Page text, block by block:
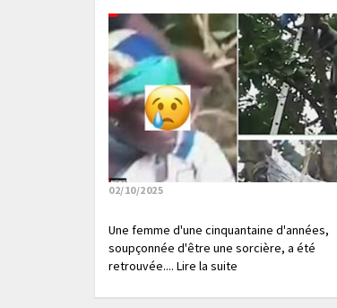
02/10/2025
Une femme d'une cinquantaine d'années,
soupçonnée d'être une sorcière, a été
retrouvée.... Lire la suite